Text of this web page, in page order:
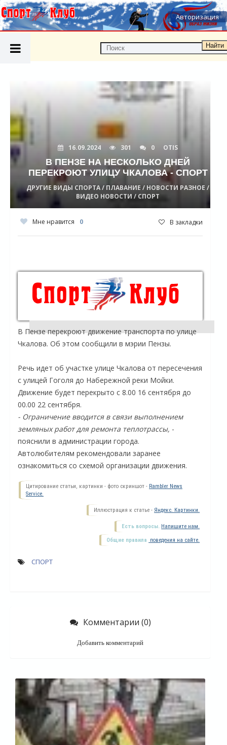
Авторизация
Найти
16.09.2024 301 0 OTIS
В ПЕНЗЕ НА НЕСКОЛЬКО ДНЕЙ
ПЕРЕКРОЮТ УЛИЦУ ЧКАЛОВА - СПОРТ
ДРУГИЕ ВИДЫ СПОРТА / ПЛАВАНИЕ / НОВОСТИ РАЗНОЕ /
ВИДЕО НОВОСТИ / СПОРТ
Мне нравится 0 В закладки
В Пензе перекроют движение транспорта по улице
Чкалова. Об этом сообщили в мэрии Пензы.
Речь идет об участке улице Чкалова от пересечения
с улицей Гоголя до Набережной реки Мойки.
Движение будет перекрыто с 8.00 16 сентября до
00.00 22 сентября.
- Ограничение вводится в связи выполнением
земляных работ для ремонта теплотрассы, -
пояснили в администрации города.
Автолюбителям рекомендовали заранее
ознакомиться со схемой организации движения.
Цитирование статьи, картинки - фото скриншот - Rambler News
Service.
Иллюстрация к статье - Яндекс. Картинки.
Есть вопросы. Напишите нам.
Общие правила поведения на сайте.
СПОРТ
Комментарии (0)
Добавить комментарий